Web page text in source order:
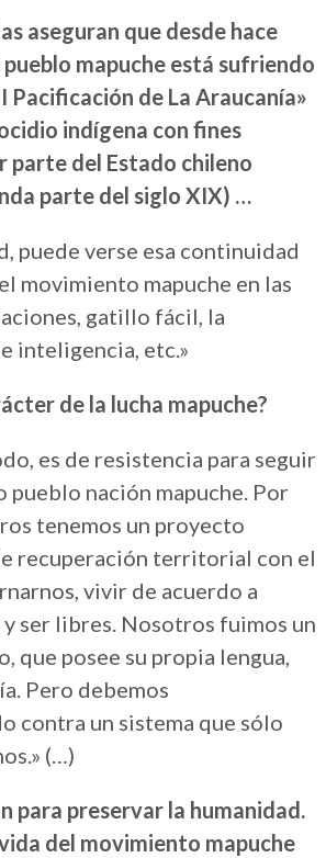
aseguran que desde hace
pueblo mapuche está sufriendo
Pacificación de La Araucanía»
indígena con fines
parte del Estado chileno
parte del siglo XIX) …
puede verse esa continuidad
movimiento mapuche en las
gatillo fácil, la
inteligencia, etc.»
de la lucha mapuche?
es de resistencia para seguir
pueblo nación mapuche. Por
tenemos un proyecto
recuperación territorial con el
vivir de acuerdo a
ser libres. Nosotros fuimos un
que posee su propia lengua,
Pero debemos
contra un sistema que sólo
(…)
para preservar la humanidad.
del movimiento mapuche